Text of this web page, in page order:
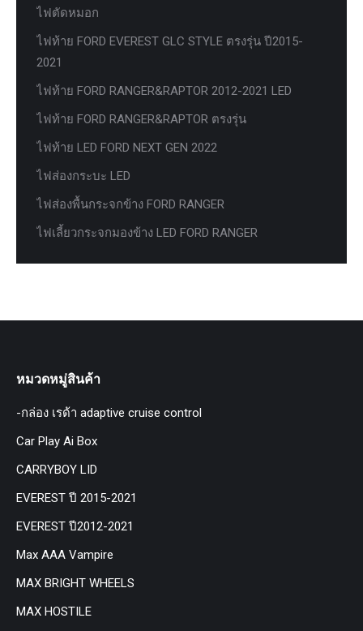
ไฟตัดหมอก
ไฟท้าย FORD EVEREST GLC STYLE ตรงรุ่น ปี2015-
2021
ไฟท้าย FORD RANGER&RAPTOR 2012-2021 LED
ไฟท้าย FORD RANGER&RAPTOR ตรงรุ่น
ไฟท้าย LED FORD NEXT GEN 2022
ไฟส่องกระบะ LED
ไฟส่องพื้นกระจกข้าง FORD RANGER
ไฟเลี้ยวกระจกมองข้าง LED FORD RANGER
หมวดหมู่สินค้า
-กล่อง เรด้า adaptive cruise control
Car Play Ai Box
CARRYBOY LID
EVEREST ปี 2015-2021
EVEREST ปี2012-2021
Max AAA Vampire
MAX BRIGHT WHEELS
MAX HOSTILE